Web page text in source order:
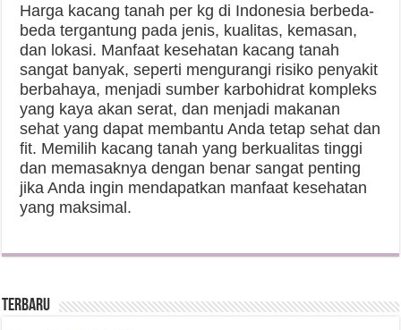
Harga kacang tanah per kg di Indonesia berbeda-
beda tergantung pada jenis, kualitas, kemasan,
dan lokasi. Manfaat kesehatan kacang tanah
sangat banyak, seperti mengurangi risiko penyakit
berbahaya, menjadi sumber karbohidrat kompleks
yang kaya akan serat, dan menjadi makanan
sehat yang dapat membantu Anda tetap sehat dan
fit. Memilih kacang tanah yang berkualitas tinggi
dan memasaknya dengan benar sangat penting
jika Anda ingin mendapatkan manfaat kesehatan
yang maksimal.
Terbaru